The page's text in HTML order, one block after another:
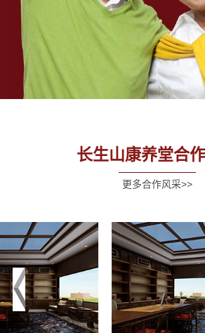
长生山康养堂合
更多合作风采>>